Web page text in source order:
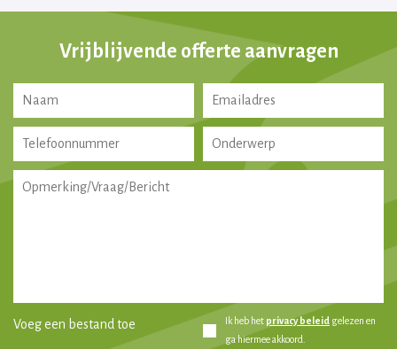
Vrijblijvende offerte aanvragen
Voeg een bestand toe Ik heb het privacy beleid gelezen en
ga hiermee akkoord.